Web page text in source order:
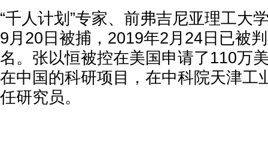
“千人计划”专家、前弗吉尼亚理工大
9月20日被捕，2019年2月24日已被
名。张以恒被控在美国申请了110万
在中国的科研项目，在中科院天津工
任研究员。